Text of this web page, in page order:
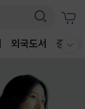
외국도서 중고샵